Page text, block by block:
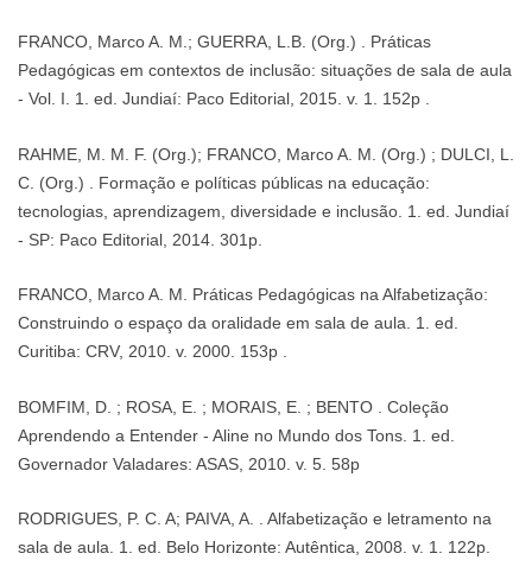
FRANCO, Marco A. M.; GUERRA, L.B. (Org.) . Práticas
Pedagógicas em contextos de inclusão: situações de sala de aula
- Vol. I. 1. ed. Jundiaí: Paco Editorial, 2015. v. 1. 152p .
RAHME, M. M. F. (Org.); FRANCO, Marco A. M. (Org.) ; DULCI, L.
C. (Org.) . Formação e políticas públicas na educação:
tecnologias, aprendizagem, diversidade e inclusão. 1. ed. Jundiaí
- SP: Paco Editorial, 2014. 301p.
FRANCO, Marco A. M. Práticas Pedagógicas na Alfabetização:
Construindo o espaço da oralidade em sala de aula. 1. ed.
Curitiba: CRV, 2010. v. 2000. 153p .
BOMFIM, D. ; ROSA, E. ; MORAIS, E. ; BENTO . Coleção
Aprendendo a Entender - Aline no Mundo dos Tons. 1. ed.
Governador Valadares: ASAS, 2010. v. 5. 58p
RODRIGUES, P. C. A; PAIVA, A. . Alfabetização e letramento na
sala de aula. 1. ed. Belo Horizonte: Autêntica, 2008. v. 1. 122p.